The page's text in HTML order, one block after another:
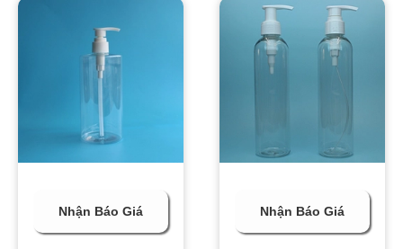
Nhận Báo Giá Nhận Báo Giá